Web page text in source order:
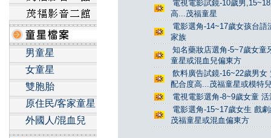
男童星
女童星
雙胞胎
原住民/客家童星
外國人/混血兒
電視電影試鏡-10歲男
高...茂福童星
電影選角-14~17歲女孩台
家族
知名藥妝店選角-5~7歲女童
童星或混血兒偏東方
飲料廣告試鏡-16~22歲男
配合度高...茂福童星或模特
電視電影選角-8~9歲女童
電影選角-15~17歲女生 戲
茂福童星或混血偏東方